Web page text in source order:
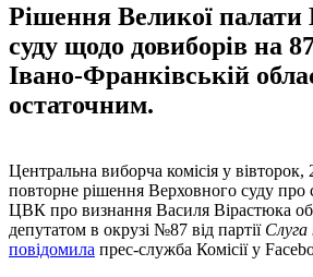
Рішення Великої палати
суду щодо довиборів на
Івано-Франківській
остаточним.
Центральна виборча комісія у
повторне рішення Верховного суду про
ЦВК про визнання Василя Вірастюка
депутатом в окрузі №87 від партії Слуга
повідомила прес-служба Комісії у